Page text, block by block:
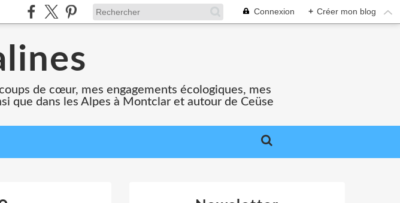
Connexion + Créer mon blog
de cœur, mes engagements écologiques, mes
que dans les Alpes à Montclar et autour de Ceüse